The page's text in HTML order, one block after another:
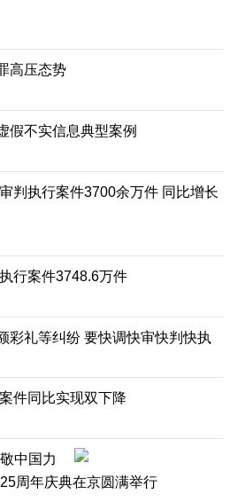
高压态势
假不实信息典型案例
判执行案件3700余万件 同比增长
行案件3748.6万件
彩礼等纠纷 要快调快审快判快执
件同比实现双下降
中国力
周年庆典在京圆满举行